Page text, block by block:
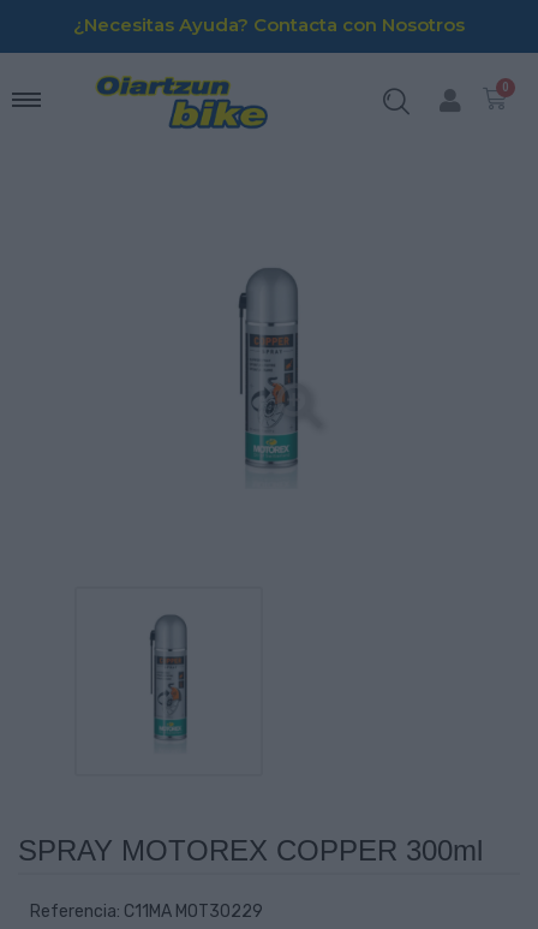
¿Necesitas Ayuda? Contacta con Nosotros

SPRAY MOTOREX COPPER 300ml
Referencia: C11MA MOT30229